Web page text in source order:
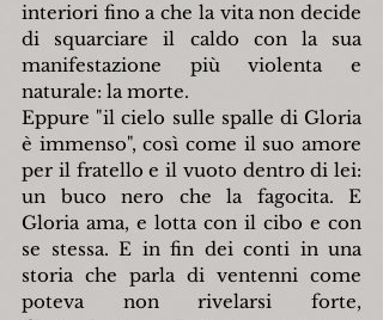
interiori fino a che la vita non decide
di squarciare il caldo con la sua
manifestazione più violenta e
naturale: la morte.
Eppure "il cielo sulle spalle di Gloria
è immenso", così come il suo amore
per il fratello e il vuoto dentro di lei:
un buco nero che la fagocita. E
Gloria ama, e lotta con il cibo e con
se stessa. E in fin dei conti in una
storia che parla di ventenni come
poteva non rivelarsi forte,